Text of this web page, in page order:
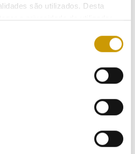
são utilizados. Desta
a privacidade do utilizador,
Para obter mais informações
Ouvir .
conta com seis parques
livre conta com 4,72